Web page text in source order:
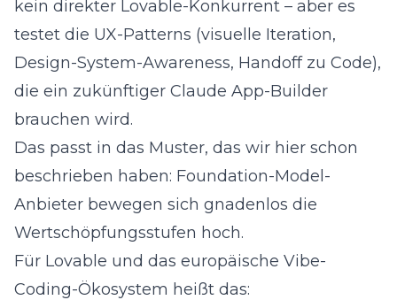
kein direkter Lovable-Konkurrent – aber es
testet die UX-Patterns (visuelle Iteration,
Design-System-Awareness, Handoff zu Code),
die ein zukünftiger Claude App-Builder
brauchen wird.
Das passt in das Muster, das wir hier schon
beschrieben haben: Foundation-Model-
Anbieter bewegen sich gnadenlos die
Wertschöpfungsstufen hoch.
Für Lovable und das europäische Vibe-
Coding-Ökosystem heißt das: